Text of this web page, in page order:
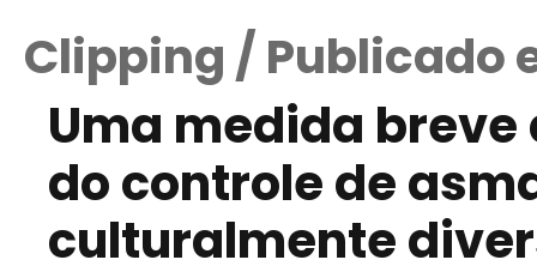
Clipping / Publicado
Uma medida
do controle de
culturalmente